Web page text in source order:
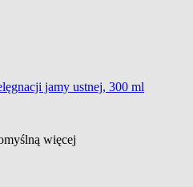
jamy ustnej, 300 ml
więcej